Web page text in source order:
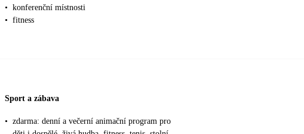
• konferenční místnosti
• fitness
Sport a zábava
• zdarma: denní a večerní animační program pro